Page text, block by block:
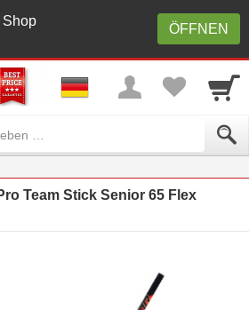
ÖFFNEN
Shop
Team Stick Senior 65 Flex